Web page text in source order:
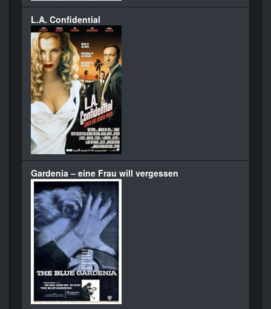
L.A. Confidential
Gardenia – eine Frau will vergessen